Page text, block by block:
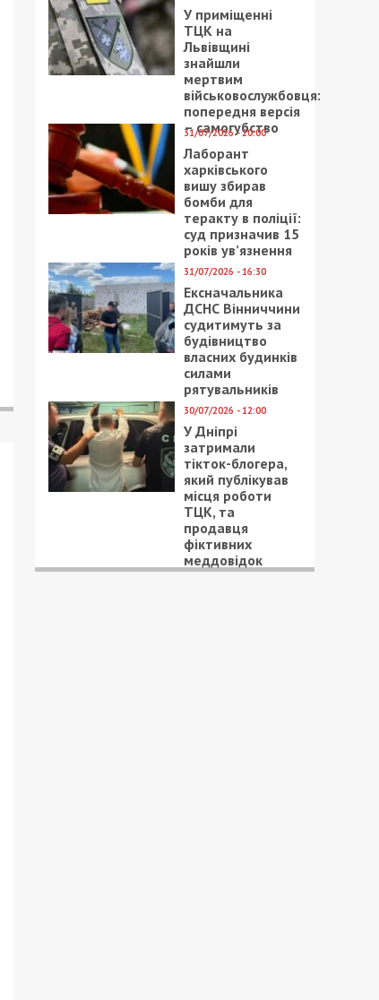
У приміщенні
ТЦК на
Львівщині
знайшли
мертвим
військовослужбовця:
попередня версія
– самогубство
31/07/2026 - 20:00
Лаборант
харківського
вишу збирав
бомби для
теракту в поліції:
суд призначив 15
років ув’язнення
31/07/2026 - 16:30
Ексначальника
ДСНС Вінниччини
судитимуть за
будівництво
власних будинків
силами
рятувальників
30/07/2026 - 12:00
У Дніпрі
затримали
тікток-блогера,
який публікував
місця роботи
ТЦК, та
продавця
фіктивних
меддовідок